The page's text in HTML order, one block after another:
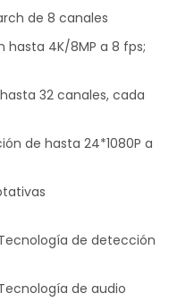
de 8 canales
4K/8MP a 8 fps;
32 canales, cada
de hasta 24*1080P a
de detección
de audio